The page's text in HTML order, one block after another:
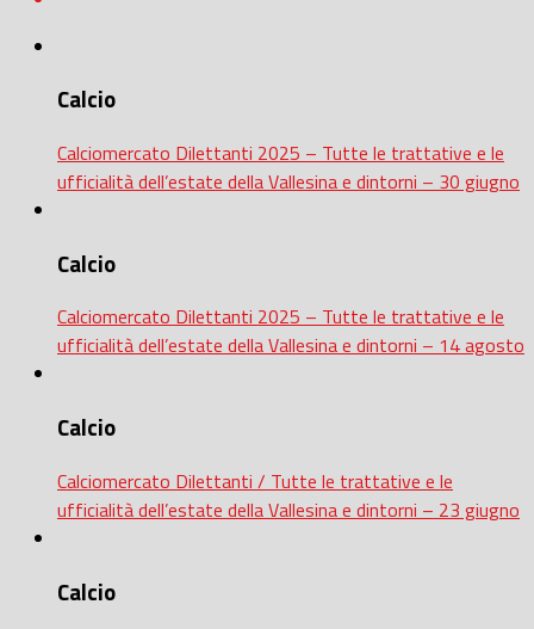
Calcio
Calciomercato Dilettanti 2025 – Tutte le trattative e le
ufficialità dell’estate della Vallesina e dintorni – 30 giugno
Calcio
Calciomercato Dilettanti 2025 – Tutte le trattative e le
ufficialità dell’estate della Vallesina e dintorni – 14 agosto
Calcio
Calciomercato Dilettanti / Tutte le trattative e le
ufficialità dell’estate della Vallesina e dintorni – 23 giugno
Calcio